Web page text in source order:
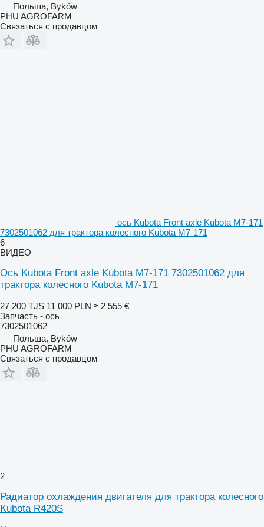
Польша, Byków
PHU AGROFARM
Связаться с продавцом
ось Kubota Front axle Kubota M7-171
7302501062 для трактора колесного Kubota M7-171
6
ВИДЕО
Ось Kubota Front axle Kubota M7-171 7302501062 для
трактора колесного Kubota M7-171
27 200 TJS 11 000 PLN ≈ 2 555 €
Запчасть - ось
7302501062
Польша, Byków
PHU AGROFARM
Связаться с продавцом
2
Радиатор охлаждения двигателя для трактора колесного
Kubota R420S